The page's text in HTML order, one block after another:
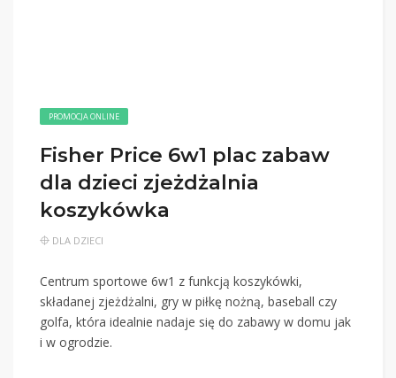
PROMOCJA ONLINE
Fisher Price 6w1 plac zabaw
dla dzieci zjeżdżalnia
koszykówka
DLA DZIECI
Centrum sportowe 6w1 z funkcją koszykówki,
składanej zjeżdżalni, gry w piłkę nożną, baseball czy
golfa, która idealnie nadaje się do zabawy w domu jak
i w ogrodzie.